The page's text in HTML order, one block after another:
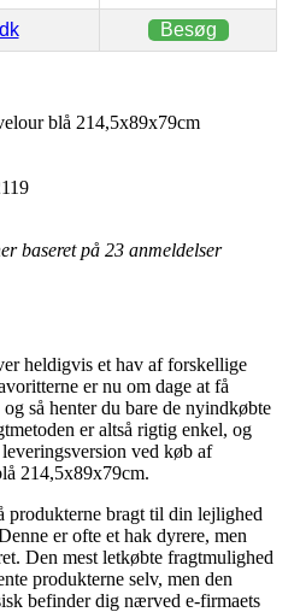
Besøg
blå 214,5x89x79cm
baseret på 23 anmeldelser
heldigvis et hav af forskellige
er nu om dage at få
så henter du bare de nyindkøbte
er altså rigtig enkel, og
ved køb af
214,5x89x79cm.
produkterne bragt til din lejlighed
er ofte et hak dyrere, men
Den mest letkøbte fragtmulighed
produkterne selv, men den
befinder dig nærved e-firmaets